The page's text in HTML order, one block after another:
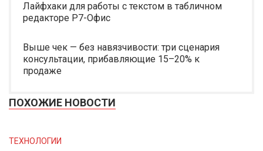
Лайфхаки для работы с текстом в табличном
редакторе Р7-Офис
Выше чек — без навязчивости: три сценария
консультации, прибавляющие 15–20% к
продаже
ПОХОЖИЕ НОВОСТИ
ТЕХНОЛОГИИ